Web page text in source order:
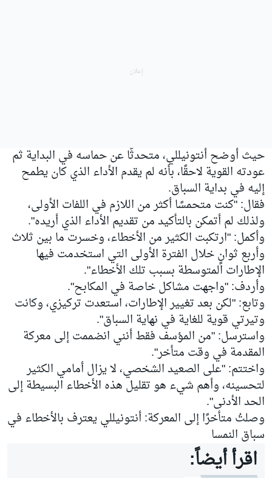
حيث أوضح أنتونيللي، متحدثًا عن حماسه في البداية ثم
عودته القوية لاحقًا، بأنه لم يقدم الأداء الذي كان يطمح
إليه في بداية السباق.
فقال: "كنت متحمسًا أكثر من اللازم في اللفات الأولى،
ولذلك لم أتمكن بالتأكيد من تقديم الأداء الذي أريده".
وأكمل: "ارتكبت الكثير من الأخطاء، وخسرت ما بين ثلاث
وأربع ثوانٍ خلال الفترة الأولى التي استخدمت فيها
الإطارات المتوسطة بسبب تلك الأخطاء".
وأردف: "واجهت مشاكل خاصة في المكابح".
وتابع: "لكن بعد تغيير الإطارات، استعدت تركيزي، وكانت
وتيرتي قوية للغاية في نهاية السباق".
واسترسل: "من المؤسف فقط أنني انضممت إلى معركة
المقدمة في وقت متأخر".
واختتم: "على الصعيد الشخصي، لا يزال أمامي الكثير
لتحسينه، وأهم شيء هو تقليل هذه الأخطاء البسيطة إلى
الحد الأدنى".
وصلتُ متأخرًا إلى المعركة: أنتونيللي يعترف بالأخطاء في
سباق النمسا
اقرأ أيضاً: